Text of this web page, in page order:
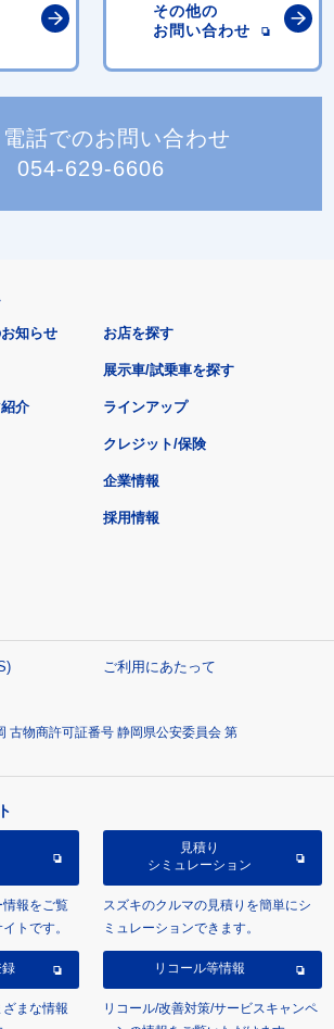
その他の
お問い合わせ
電話でのお問い合わせ
054-629-6606
知らせ
介
お店を探す
展示車/試乗車を探す
ラインアップ
クレジット/保険
企業情報
採用情報
ご利用にあたって
古物商許可証番号 静岡県公安委員会 第
報をご覧
トです。
見積り
シミュレーション
スズキのクルマの見積りを簡単にシ
ミュレーションできます。
まな情報
リコール等情報
リコール/改善対策/サービスキャンペ